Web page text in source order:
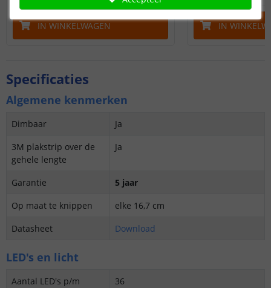
IN WINKELWAGEN IN
Specificaties
Algemene kenmerken
Dimbaar
Ja
3M plakstrip over de
gehele lengte
Ja
Garantie
5 jaar
Op maat te knippen
elke 16,7 cm
Datasheet
Download
LED's en licht
Aantal LED's p/m
36